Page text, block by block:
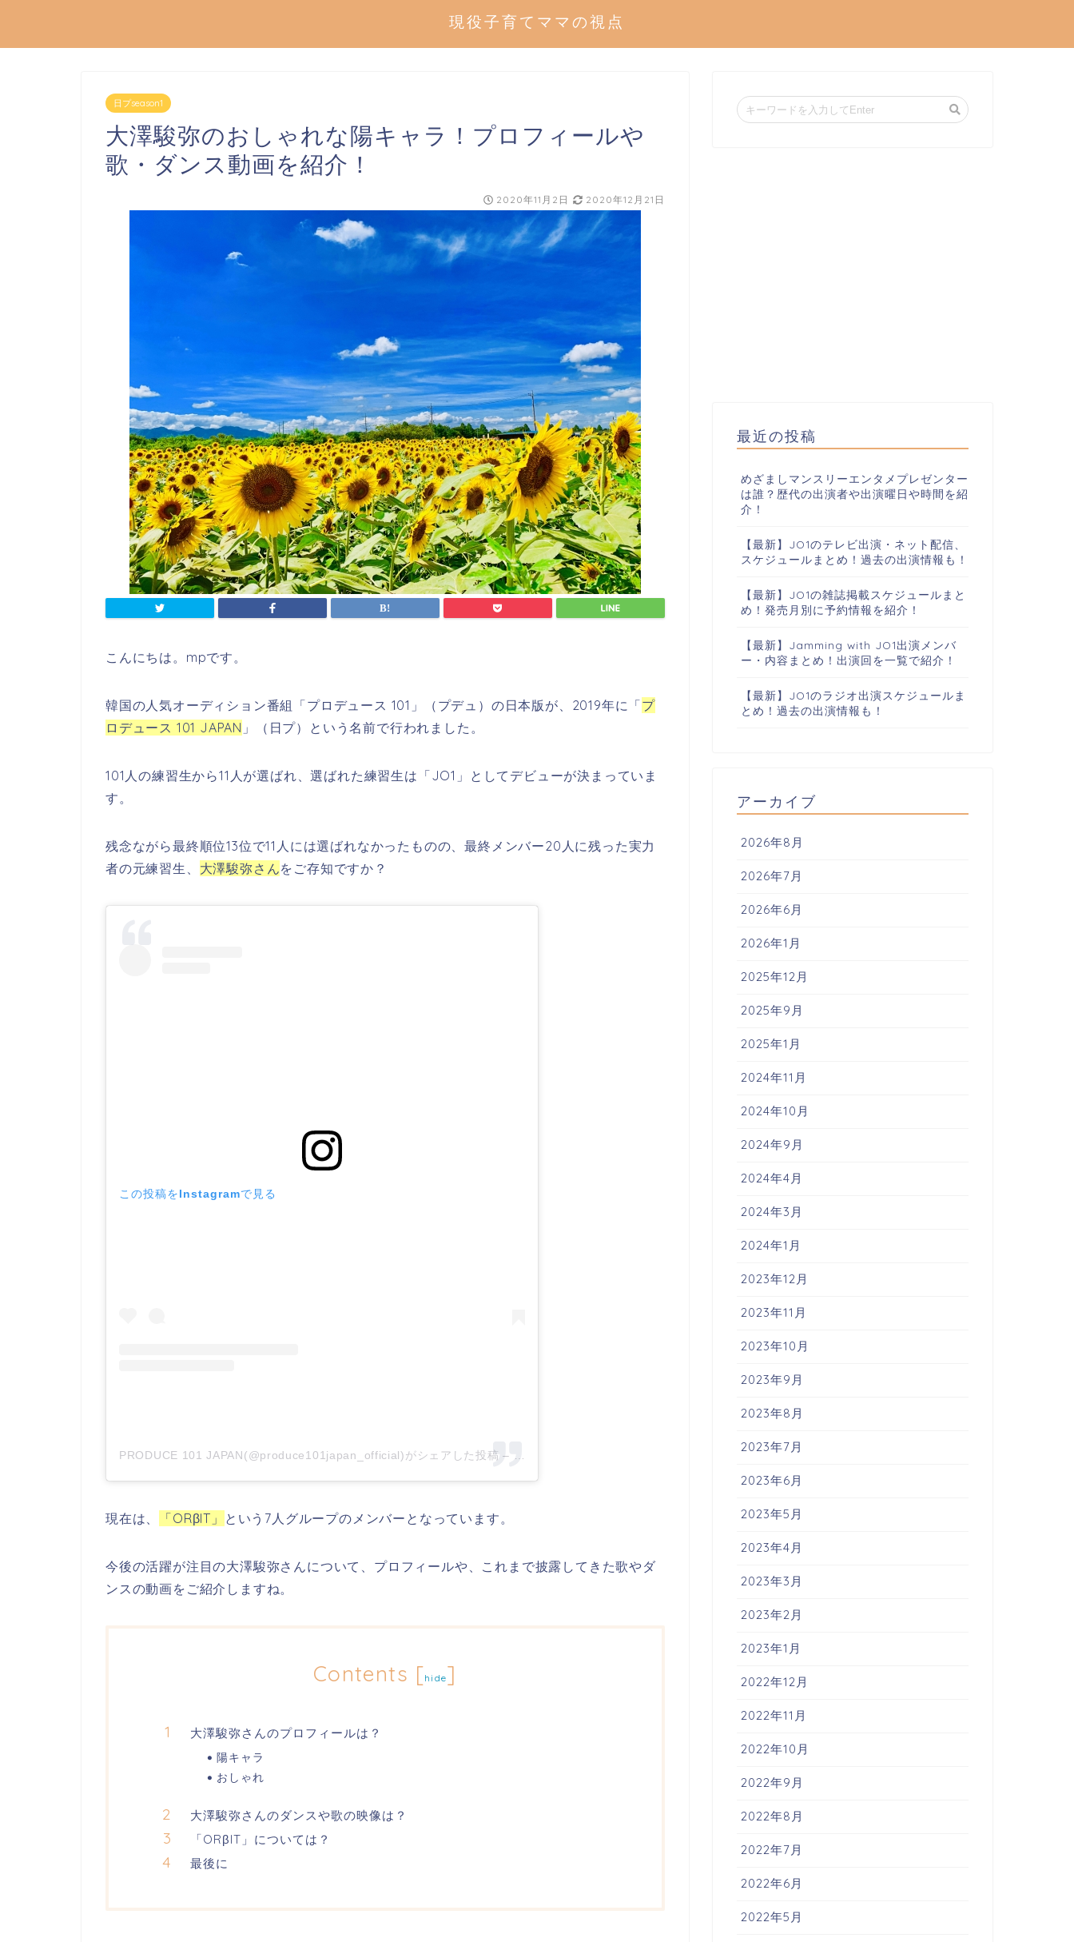
現役子育てママの視点
日プseason1
大澤駿弥のおしゃれな陽キャラ！プロフィールや
歌・ダンス動画を紹介！
2020年11月2日 2020年12月21日
こんにちは。mpです。
韓国の人気オーディション番組「プロデュース 101」（プデュ）の日本版が、2019年に「プ
ロデュース 101 JAPAN 」（日プ）という名前で行われました。
101人の練習生から11人が選ばれ、選ばれた練習生は「JO1」としてデビューが決まっていま
す。
残念ながら最終順位13位で11人には選ばれなかったものの、最終メンバー20人に残った実力
者の元練習生、 大澤駿弥さんをご存知ですか？
この投稿をInstagramで見る
PRODUCE 101 JAPAN(@produce101japan_official)がシェアした投稿 –
現在は、 「ORβIT」 という7人グループのメンバーとなっています。
今後の活躍が注目の大澤駿弥さんについて、プロフィールや、これまで披露してきた歌やダ
ンスの動画をご紹介しますね。
Contents [hide]
大澤駿弥さんのプロフィールは？
陽キャラ
おしゃれ
大澤駿弥さんのダンスや歌の映像は？
「ORβIT」については？
最後に
最近の投稿
めざましマンスリーエンタメプレゼンター
は誰？歴代の出演者や出演曜日や時間を紹
介！
【最新】JO1のテレビ出演・ネット配信、
スケジュールまとめ！過去の出演情報も！
【最新】JO1の雑誌掲載スケジュールまと
め！発売月別に予約情報を紹介！
【最新】Jamming with JO1出演メンバ
ー・内容まとめ！出演回を一覧で紹介！
【最新】JO1のラジオ出演スケジュールま
とめ！過去の出演情報も！
アーカイブ
2026年8月
2026年7月
2026年6月
2026年1月
2025年12月
2025年9月
2025年1月
2024年11月
2024年10月
2024年9月
2024年4月
2024年3月
2024年1月
2023年12月
2023年11月
2023年10月
2023年9月
2023年8月
2023年7月
2023年6月
2023年5月
2023年4月
2023年3月
2023年2月
2023年1月
2022年12月
2022年11月
2022年10月
2022年9月
2022年8月
2022年7月
2022年6月
2022年5月